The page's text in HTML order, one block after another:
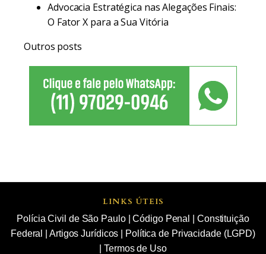
Advocacia Estratégica nas Alegações Finais:
O Fator X para a Sua Vitória
Outros posts
LINKS ÚTEIS
Polícia Civil de São Paulo|Código Penal
Constituição
Federal
Artigos Jurídicos
Política de Privacidade (LGPD)
|Termos de Uso